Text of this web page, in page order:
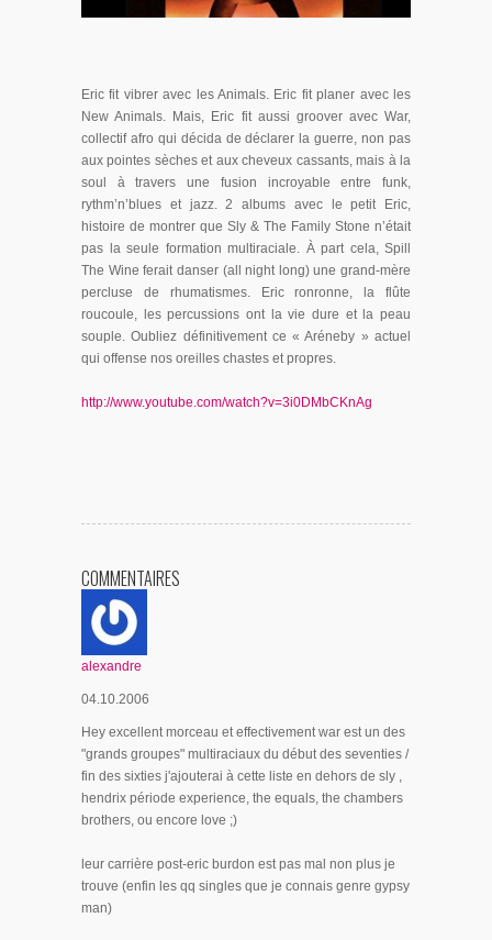
Eric fit vibrer avec les Animals. Eric fit planer avec les
New Animals. Mais, Eric fit aussi groover avec War,
collectif afro qui décida de déclarer la guerre, non pas
aux pointes sèches et aux cheveux cassants, mais à la
soul à travers une fusion incroyable entre funk,
rythm’n’blues et jazz. 2 albums avec le petit Eric,
histoire de montrer que Sly & The Family Stone n’était
pas la seule formation multiraciale. À part cela, Spill
The Wine ferait danser (all night long) une grand-mère
percluse de rhumatismes. Eric ronronne, la flûte
roucoule, les percussions ont la vie dure et la peau
souple. Oubliez définitivement ce « Aréneby » actuel
qui offense nos oreilles chastes et propres.
http://www.youtube.com/watch?v=3i0DMbCKnAg
COMMENTAIRES
alexandre
04.10.2006
Hey excellent morceau et effectivement war est un des
"grands groupes" multiraciaux du début des seventies /
fin des sixties j'ajouterai à cette liste en dehors de sly ,
hendrix période experience, the equals, the chambers
brothers, ou encore love ;)
leur carrière post-eric burdon est pas mal non plus je
trouve (enfin les qq singles que je connais genre gypsy
man)